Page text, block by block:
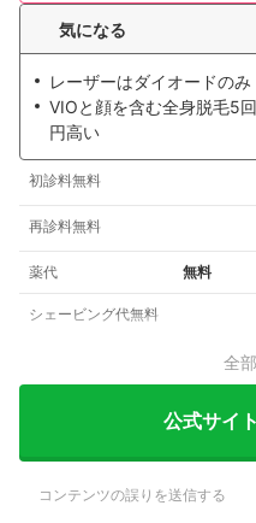
気になる
レーザーはダイオードのみ
VIOと顔を含む全身脱毛5
円高い
初診料無料
再診料無料
薬代 無料
シェービング代無料
全
公式サイ
コンテンツの誤りを送信する